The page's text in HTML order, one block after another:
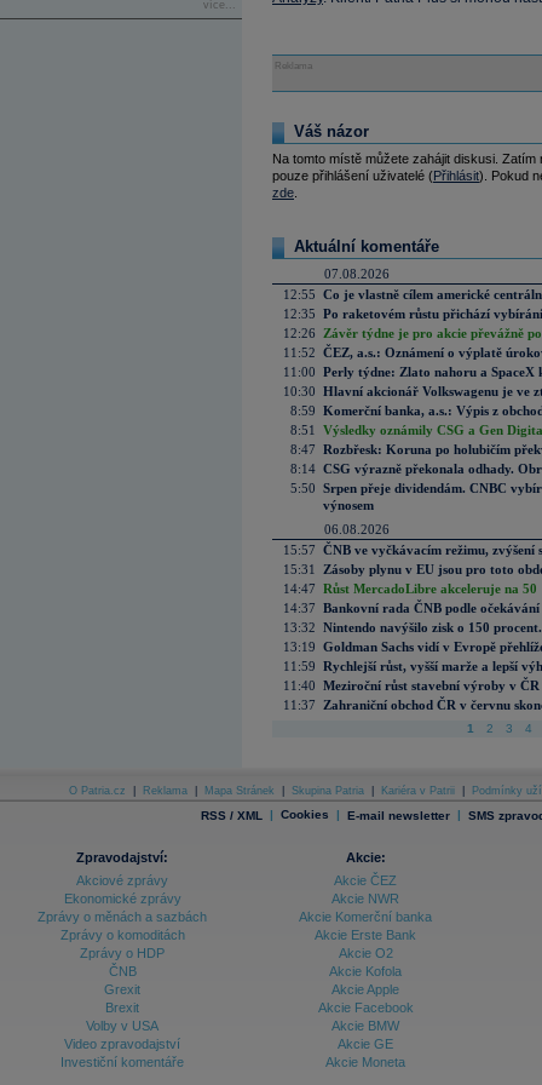
více...
Reklama
Váš názor
Na tomto místě můžete zahájit diskusi.
pouze přihlášení uživatelé (Přihlásit). Pokud
zde
Aktuální komentáře
07.08.2026
12:55 Co je vlastně cílem americké
12:35 Po raketovém růstu přichází
12:26
Závěr týdne je pro akcie převážně
11:52 ČEZ, a.s.: Oznámení o výplatě
11:00 Perly týdne: Zlato nahoru a SpaceX
10:30 Hlavní akcionář Volkswagenu je ve
8:59 Komerční banka, a.s.: Výpis z
8:51
Výsledky oznámily CSG a Gen
8:47 Rozbřesk: Koruna po holubičím
8:14 CSG výrazně překonala odhady.
5:50 Srpen přeje dividendám. CNBC
výnosem
06.08.2026
15:57 ČNB ve vyčkávacím režimu, zvýšení
15:31
Zásoby plynu v EU jsou pro toto
14:47 Růst MercadoLibre akceleruje na
14:37 Bankovní rada ČNB podle
13:32 Nintendo navýšilo zisk o 150
13:19 Goldman Sachs vidí v Evropě
11:59 Rychlejší růst, vyšší marže a lepší
11:40 Meziroční růst stavební výroby v
11:37
Zahraniční obchod ČR v červnu
1 2 3 4
O Patria.cz Reklama Mapa Stránek Skupina Patria Kariéra v Patrii Podmínky
RSS / XML | Cookies | E-mail newsletter | SMS
Zpravodajství:
Akciové zprávy
Ekonomické zprávy
Zprávy o měnách a sazbách
Zprávy o komoditách
Zprávy o HDP
ČNB
Grexit
Brexit
Volby v USA
Video zpravodajství
Investiční komentáře
Akcie:
Akcie ČEZ
Akcie NWR
Akcie Komerční banka
Akcie Erste Bank
Akcie O2
Akcie Kofola
Akcie Apple
Akcie Facebook
Akcie BMW
Akcie GE
Akcie Moneta